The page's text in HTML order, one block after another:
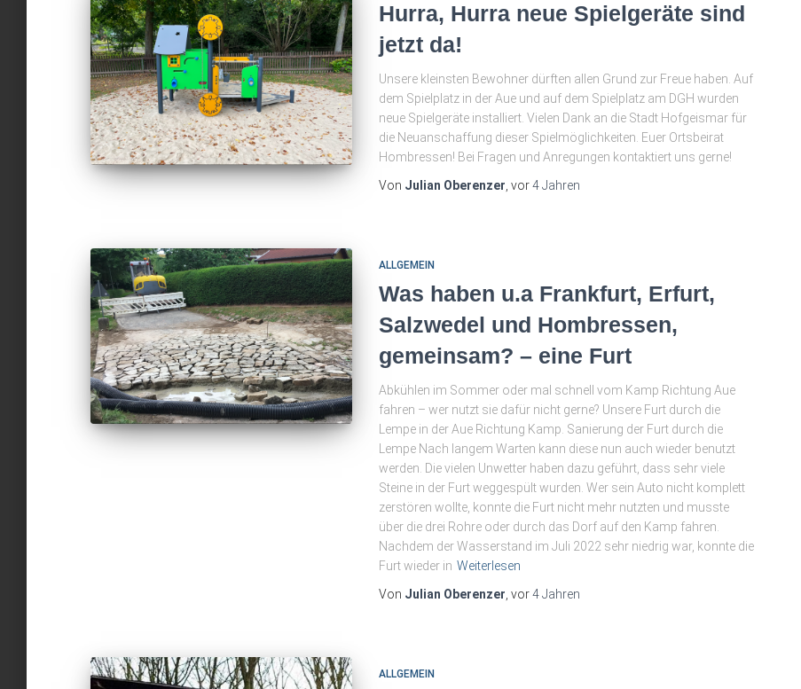
Hurra, Hurra neue Spielgeräte sind
jetzt da!
Unsere kleinsten Bewohner dürften allen Grund zur Freue haben. Auf
dem Spielplatz in der Aue und auf dem Spielplatz am DGH wurden
neue Spielgeräte installiert. Vielen Dank an die Stadt Hofgeismar für
die Neuanschaffung dieser Spielmöglichkeiten. Euer Ortsbeirat
Hombressen! Bei Fragen und Anregungen kontaktiert uns gerne!
Von Julian Oberenzer , vor4 Jahren
ALLGEMEIN
Was haben u.a Frankfurt, Erfurt,
Salzwedel und Hombressen,
gemeinsam? – eine Furt
Abkühlen im Sommer oder mal schnell vom Kamp Richtung Aue
fahren – wer nutzt sie dafür nicht gerne? Unsere Furt durch die
Lempe in der Aue Richtung Kamp. Sanierung der Furt durch die
Lempe Nach langem Warten kann diese nun auch wieder benutzt
werden. Die vielen Unwetter haben dazu geführt, dass sehr viele
Steine in der Furt weggespült wurden. Wer sein Auto nicht komplett
zerstören wollte, konnte die Furt nicht mehr nutzten und musste
über die drei Rohre oder durch das Dorf auf den Kamp fahren.
Nachdem der Wasserstand im Juli 2022 sehr niedrig war, konnte die
Furt wieder in Weiterlesen
Von Julian Oberenzer , vor4 Jahren
ALLGEMEIN